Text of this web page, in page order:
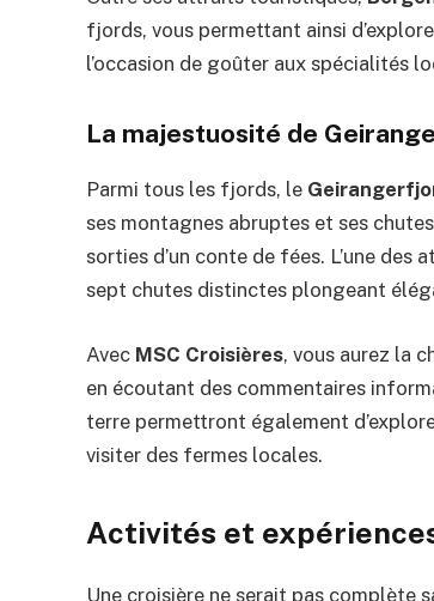
fjords, vous permettant ainsi
l’occasion de goûter aux spécialités
La majestuosité de
Parmi tous les fjords, le
ses montagnes abruptes et ses
sorties d’un conte de fées. L’une
sept chutes distinctes plongeant
Avec MSC Croisières, vous aurez la
en écoutant des commentaires
terre permettront également
visiter des fermes locales.
Activités et
Une croisière ne serait pas complète